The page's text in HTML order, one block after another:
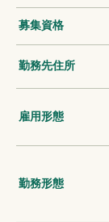
募集資格
勤務先住所
雇用形態
勤務形態